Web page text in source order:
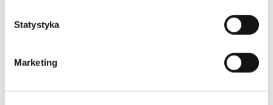
Statystyka
Marketing
Potrzebujesz pomocy prawnej w Płocku lub
Skontaktuj się z nami